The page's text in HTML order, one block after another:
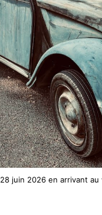
juin 2026 en arrivant